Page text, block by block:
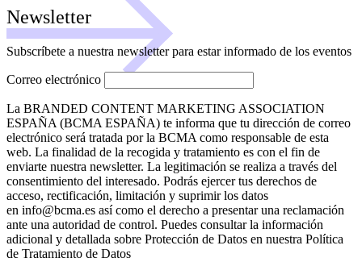
Newsletter
Subscríbete a nuestra newsletter para estar informado de los eventos
Correo electrónico
La BRANDED CONTENT MARKETING ASSOCIATION
ESPAÑA (BCMA ESPAÑA) te informa que tu dirección de correo
electrónico será tratada por la BCMA como responsable de esta
web. La finalidad de la recogida y tratamiento es con el fin de
enviarte nuestra newsletter. La legitimación se realiza a través del
consentimiento del interesado. Podrás ejercer tus derechos de
acceso, rectificación, limitación y suprimir los datos
en info@bcma.es así como el derecho a presentar una reclamación
ante una autoridad de control. Puedes consultar la información
adicional y detallada sobre Protección de Datos en nuestra Política
de Tratamiento de Datos